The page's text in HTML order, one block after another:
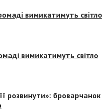
вимикатимуть світло
вимикатимуть світло
розвинути»: броварчанок